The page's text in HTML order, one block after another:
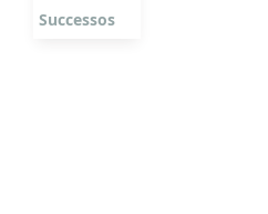
Successos